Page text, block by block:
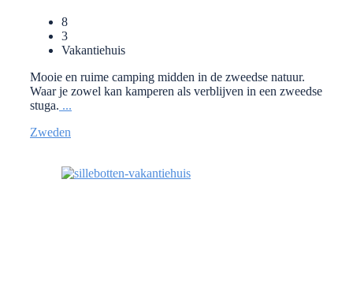
8
3
Vakantiehuis
Mooie en ruime camping midden in de zweedse natuur.
Waar je zowel kan kamperen als verblijven in een zweedse
stuga. ...
Zweden